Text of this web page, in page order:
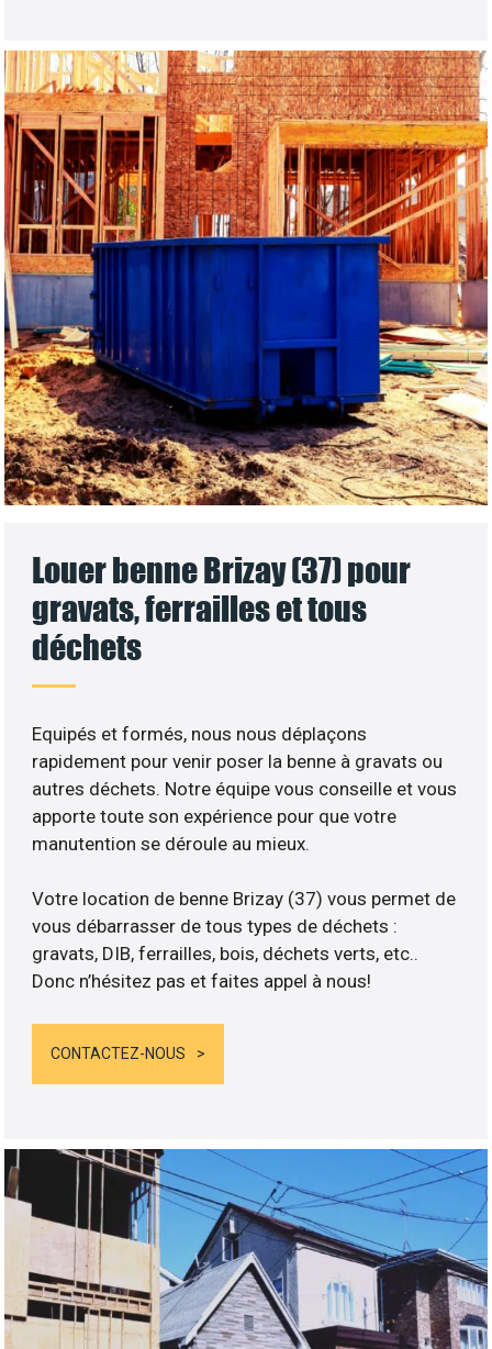
Louer benne Brizay (37) pour
gravats, ferrailles et tous
déchets
Equipés et formés, nous nous déplaçons
rapidement pour venir poser la benne à gravats ou
autres déchets. Notre équipe vous conseille et vous
apporte toute son expérience pour que votre
manutention se déroule au mieux.
Votre location de benne Brizay (37) vous permet de
vous débarrasser de tous types de déchets :
gravats, DIB, ferrailles, bois, déchets verts, etc..
Donc n’hésitez pas et faites appel à nous!
CONTACTEZ-NOUS